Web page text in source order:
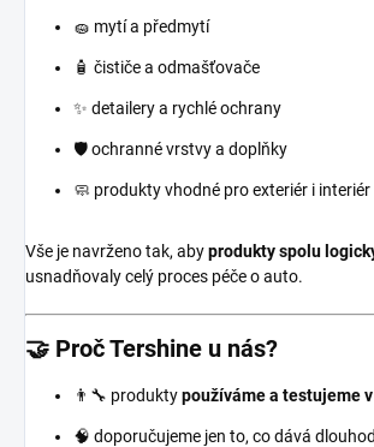
🧽 mytí a předmytí
🧴 čističe a odmašťovače
✨ detailery a rychlé ochrany
🛡️ ochranné vrstvy a doplňky
🧼 produkty vhodné pro exteriér i interiér
Vše je navrženo tak, abyprodukty spolu
usnadňovaly celý proces péče o auto.
🤝 Proč Tershine u nás?
👨‍🔧 produktypoužíváme a testujeme
🧠 doporučujeme jen to, co dává